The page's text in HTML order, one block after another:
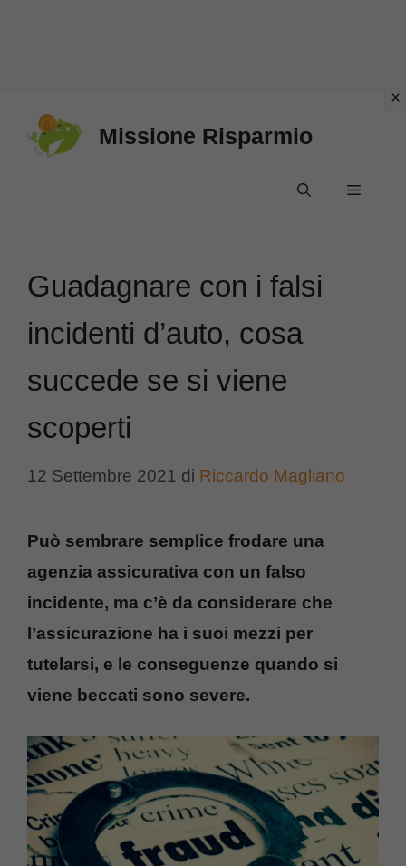
Missione Risparmio
Menu
Guadagnare con i falsi
incidenti d’auto, cosa
succede se si viene
scoperti
12 Settembre 2021 di Riccardo Magliano
Può sembrare semplice frodare una
agenzia assicurativa con un falso
incidente, ma c’è da considerare che
l’assicurazione ha i suoi mezzi per
tutelarsi, e le conseguenze quando si
viene beccati sono severe.